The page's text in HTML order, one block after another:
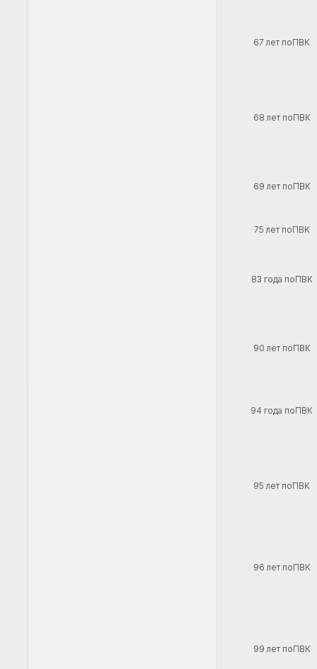
67 лет поПВК
68 лет поПВК
69 лет поПВК
75 лет поПВК
83 года поПВК
90 лет поПВК
94 года поПВК
95 лет поПВК
96 лет поПВК
99 лет поПВК